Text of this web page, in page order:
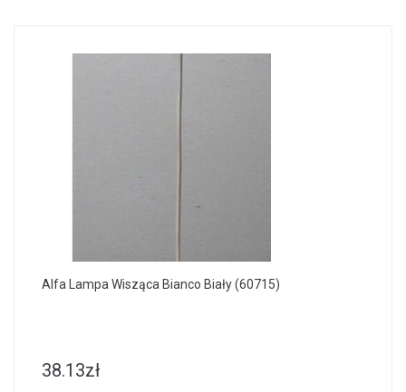
Alfa Lampa Wisząca Bianco Biały (60715)
38.13zł